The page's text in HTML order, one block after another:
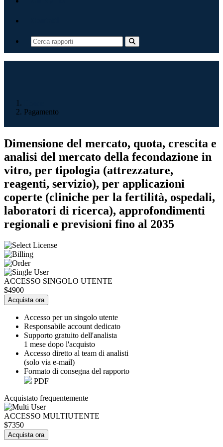
Pagamento
Dimensione del mercato, quota, crescita e
analisi del mercato della fecondazione in
vitro, per tipologia (attrezzature,
reagenti, servizio), per applicazioni
coperte (cliniche per la fertilità, ospedali,
laboratori di ricerca), approfondimenti
regionali e previsioni fino al 2035
ACCESSO SINGOLO UTENTE
$4900
Acquista ora
Accesso per un singolo utente
Responsabile account dedicato
Supporto gratuito dell'analista
1 mese dopo l'acquisto
Accesso diretto al team di analisti
(solo via e-mail)
Formato di consegna del rapporto
PDF
Acquistato frequentemente
ACCESSO MULTIUTENTE
$7350
Acquista ora